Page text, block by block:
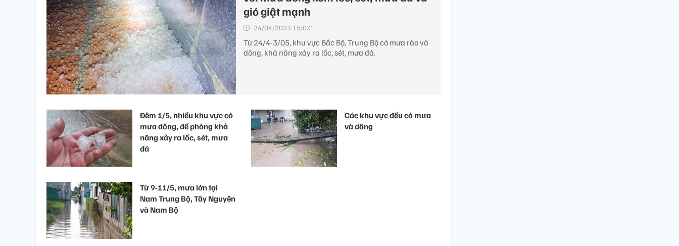
gió giật mạnh
24/04/2023 15:03’
Từ 24/4-3/05, khu vực Bắc Bộ, Trung Bộ có mưa rào và
dông, khả năng xảy ra lốc, sét, mưa đá.
Đêm 1/5, nhiều khu vực có
mưa dông, đề phòng khả
năng xảy ra lốc, sét, mưa
đá
Các khu vực đều có mưa
và dông
Từ 9-11/5, mưa lớn tại
Nam Trung Bộ, Tây Nguyên
và Nam Bộ